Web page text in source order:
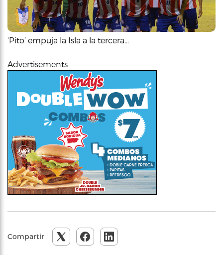
‘Pito’ empuja la Isla a la tercera…
Advertisements
Compartir